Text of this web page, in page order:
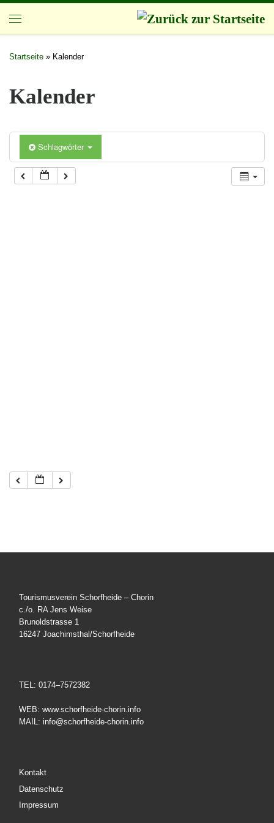
Zum Inhalt springen
Startseite » Kalender
Kalender
Schlagwörter
Tourismusverein Schorfheide – Chorin
c./o. RA Jens Weise
Brunoldstrasse 1
16247 Joachimsthal/Schorfheide
TEL: 0174–7572382
WEB: www.schorfheide-chorin.info
MAIL: info@schorfheide-chorin.info
Kontakt
Datenschutz
Impressum